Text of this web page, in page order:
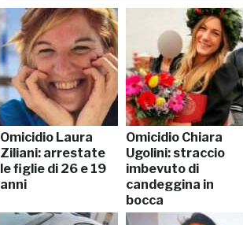
Omicidio Laura
Ziliani: arrestate
le figlie di 26 e 19
anni
Omicidio Chiara
Ugolini: straccio
imbevuto di
candeggina in
bocca